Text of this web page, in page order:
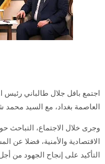
اجتمع بافل جلال طالباني رئيس
العاصمة بغداد، مع السيد محمد
وجرى خلال الاجتماع، التباحث
الاقتصادية والأمنية، فضلا عن
التأكيد على إنجاح الجهود من